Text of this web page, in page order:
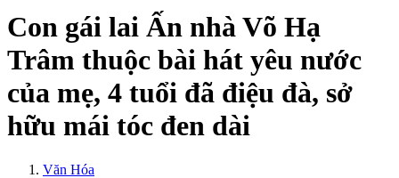
Con gái lai Ấn nhà Võ Hạ
Trâm thuộc bài hát yêu nước
của mẹ, 4 tuổi đã điệu đà, sở
hữu mái tóc đen dài
Văn Hóa